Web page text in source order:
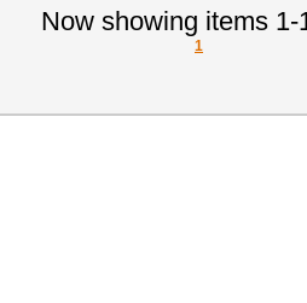
Now showing items 1-
1